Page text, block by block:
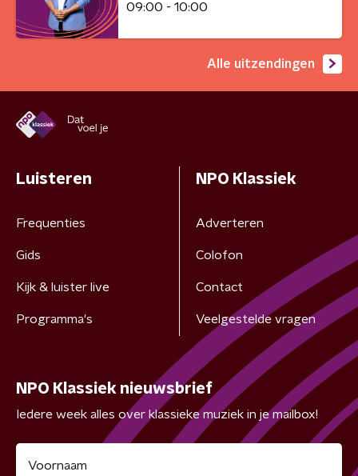
09:00 - 10:00
Alle uitzendingen
Luisteren
Frequenties
Gids
Kijk & luister live
Programma's
NPO Klassiek
Adverteren
Colofon
Contact
Veelgestelde vragen
NPO Klassiek nieuwsbrief
Iedere week alles over klassieke muziek in je mailbox!